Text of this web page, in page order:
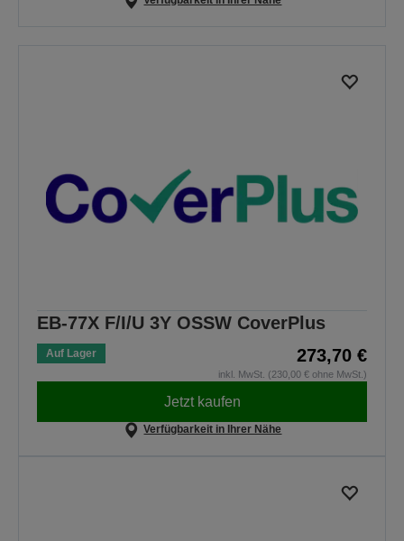
EB-77X F/I/U 3Y OSSW CoverPlus
Auf Lager 273,70 €
inkl. MwSt. (230,00 € ohne MwSt.)
Jetzt kaufen
Verfügbarkeit in Ihrer Nähe